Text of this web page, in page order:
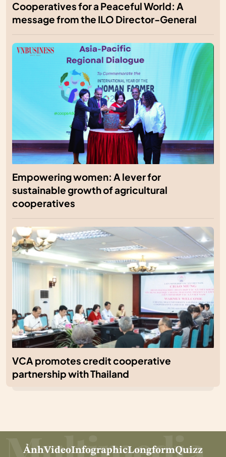
Cooperatives for a Peaceful World: A
message from the ILO Director-General
Empowering women: A lever for
sustainable growth of agricultural
cooperatives
VCA promotes credit cooperative
partnership with Thailand
ẢnhVideoInfographicLongformQuizz